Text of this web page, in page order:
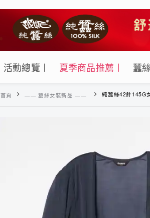
活動總覽丨 夏季商品推薦丨 蠶
首頁 —— 蠶絲女裝新品 —— 純蠶絲42針145G女印花造